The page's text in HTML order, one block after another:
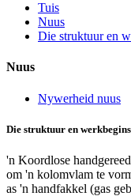
Tuis
Nuus
Die struktuur en
Nuus
Nywerheid nuus
Die struktuur en
'n Koordlose
om 'n kolomvlam te
as 'n handfakkel (gas